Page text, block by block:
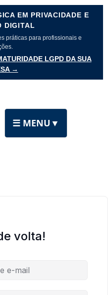
EM PRIVACIDADE E
DIGITAL
práticas para profissionais e
LGPD DA SUA
→
☰ MENU ▼
volta!